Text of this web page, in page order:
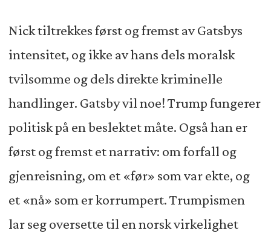
Nick tiltrekkes først og fremst av Gatsbys
intensitet, og ikke av hans dels moralsk
tvilsomme og dels direkte kriminelle
handlinger. Gatsby vil noe! Trump fungerer
politisk på en beslektet måte. Også han er
først og fremst et narrativ: om forfall og
gjenreisning, om et «før» som var ekte, og
et «nå» som er korrumpert. Trumpismen
lar seg oversette til en norsk virkelighet